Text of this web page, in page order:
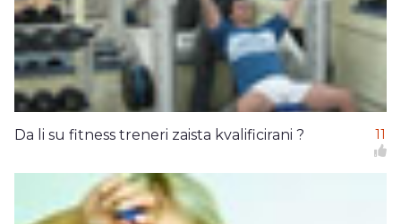
Da li su fitness treneri zaista kvalificirani ? 11